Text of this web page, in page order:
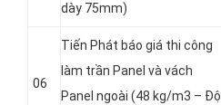
dày 75mm)
06
Tiến Phát báo giá thi công
làm trần Panel và vách
Panel ngoài (48 kg/m3 – Độ